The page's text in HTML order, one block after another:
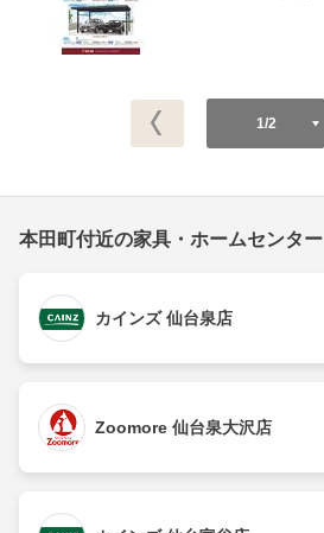
1/2
本田町付近の家具・ホームセンター
カインズ 仙台泉店
Zoomore 仙台泉大沢店